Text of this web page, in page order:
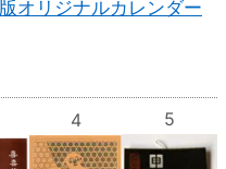
オリジナルカレンダー
4 5